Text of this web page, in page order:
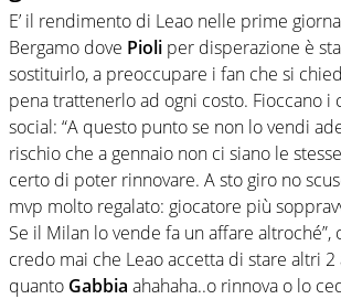
E’ il rendimento di Leao nelle prime
Bergamo dove Pioli per disperazione è
sostituirlo, a preoccupare i fan che si
pena trattenerlo ad ogni costo. Fioccano i
social: “A questo punto se non lo vendi
rischio che a gennaio non ci siano le
certo di poter rinnovare. A sto giro no
mvp molto regalato: giocatore più
Se il Milan lo vende fa un affare altroché”,
credo mai che Leao accetta di stare altri 2
quanto Gabbia ahahaha..o rinnova o lo